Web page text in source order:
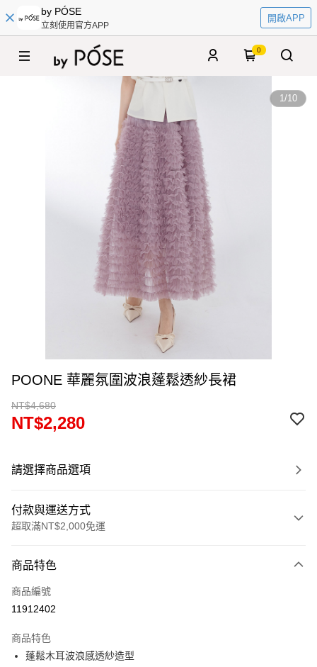
by PÓSE
立刻使用官方APP
開啟APP
0
1/10
POONE 華麗氛圍波浪蓬鬆透紗長裙
NT$4,680
NT$2,280
請選擇商品選項
付款與運送方式
超取滿NT$2,000免運
信用卡一次付款
超商取貨付款
Apple Pay
商品特色
商品編號
11912402
商品特色
蓬鬆木耳波浪感透紗造型